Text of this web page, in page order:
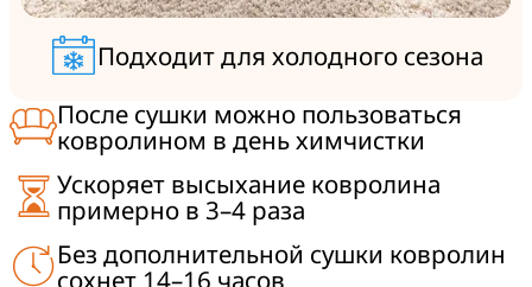
Подходит для холодного сезона
После сушки можно пользоваться
ковролином в день химчистки
Ускоряет высыхание ковролина
примерно в 3–4 раза
Без дополнительной сушки ковролин
сохнет 14–16 часов